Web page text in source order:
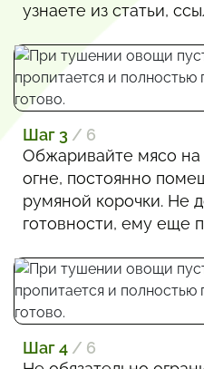
узнаете из статьи,
Шаг 3 / 6
Обжаривайте мясо
огне, постоянно
румяной корочки. Не
готовности, ему еще
Шаг 4 / 6